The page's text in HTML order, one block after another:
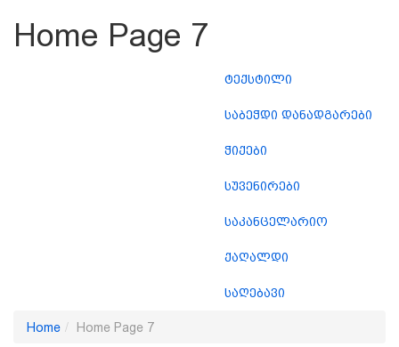
Home Page 7
ტექსტილი
საბეჭდი დანადგარები
ჭიქები
სუვენირები
საკანცელარიო
ქაღალდი
საღებავი
Home Home Page 7